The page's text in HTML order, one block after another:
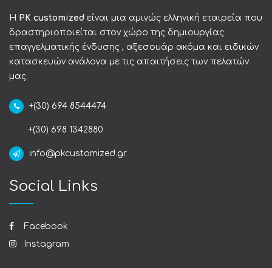
Η PK customized είναι μια αμιγώς ελληνική εταιρεία που
δραστηριοποιείται στον χώρο της δημιουργίας
επαγγελματικής ένδυσης , αξεσουάρ ακόμα και ειδικών
κατασκευών ανάλογα με τις απαιτήσεις των πελατών
μας.
+(30) 694 8544474
+(30) 698 1342880
info@pkcustomized.gr
Social Links
Facebook
Instagram